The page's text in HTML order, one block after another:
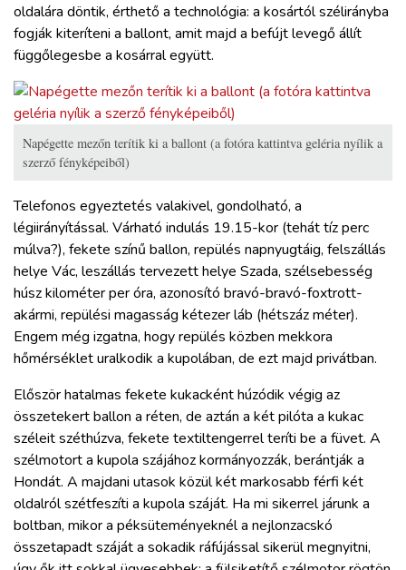
oldalára döntik, érthető a technológia: a kosártól szélirányba
fogják kiteríteni a ballont, amit majd a befújt levegő állít
függőlegesbe a kosárral együtt.
Napégette mezőn terítik ki a ballont (a fotóra kattintva geléria nyílik a
szerző fényképeiből)
Telefonos egyeztetés valakivel, gondolható, a
légiirányítással. Várható indulás 19.15-kor (tehát tíz perc
múlva?), fekete színű ballon, repülés napnyugtáig, felszállás
helye Vác, leszállás tervezett helye Szada, szélsebesség
húsz kilométer per óra, azonosító bravó-bravó-foxtrott-
akármi, repülési magasság kétezer láb (hétszáz méter).
Engem még izgatna, hogy repülés közben mekkora
hőmérséklet uralkodik a kupolában, de ezt majd privátban.
Először hatalmas fekete kukacként húzódik végig az
összetekert ballon a réten, de aztán a két pilóta a kukac
széleit széthúzva, fekete textiltengerrel teríti be a füvet. A
szélmotort a kupola szájához kormányozzák, berántják a
Hondát. A majdani utasok közül két markosabb férfi két
oldalról szétfeszíti a kupola száját. Ha mi sikerrel járunk a
boltban, mikor a péksüteményeknél a nejlonzacskó
összetapadt száját a sokadik ráfújással sikerül megnyitni,